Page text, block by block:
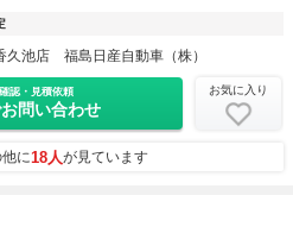
久池店 福島日産自動車（株）
認・見積依頼
問い合わせ
お気に入り
に18人が見ています